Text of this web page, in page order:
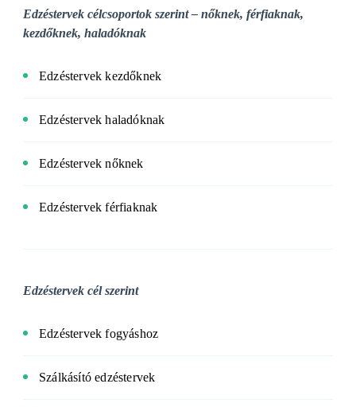
Edzéstervek célcsoportok szerint – nőknek, férfiaknak,
kezdőknek, haladóknak
Edzéstervek kezdőknek
Edzéstervek haladóknak
Edzéstervek nőknek
Edzéstervek férfiaknak
Edzéstervek cél szerint
Edzéstervek fogyáshoz
Szálkásító edzéstervek